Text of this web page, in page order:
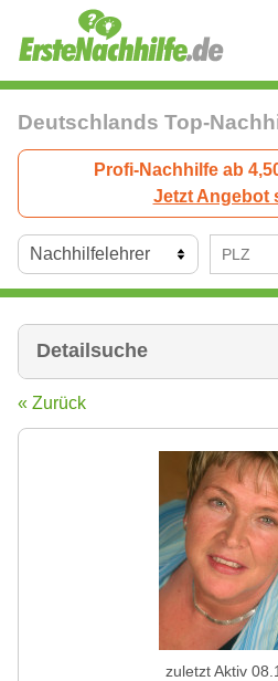
Deutschlands Top-
Profi-Nachhilfe ab
Jetzt Angebot
Detailsuche
« Zurück
zuletzt Aktiv